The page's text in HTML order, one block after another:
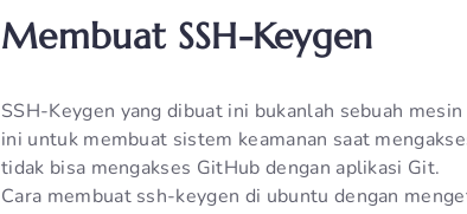
Membuat SSH-Keygen
SSH-Keygen yang dibuat ini bukanlah sebuah
ini untuk membuat sistem keamanan saat
tidak bisa mengakses GitHub dengan aplikasi Git.
Cara membuat ssh-keygen di ubuntu dengan